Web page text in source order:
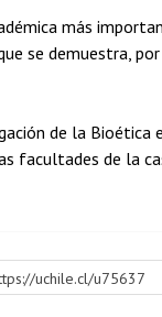
más
se demuestra,
de la Bioética
facultades de la
uchile.cl/u75637